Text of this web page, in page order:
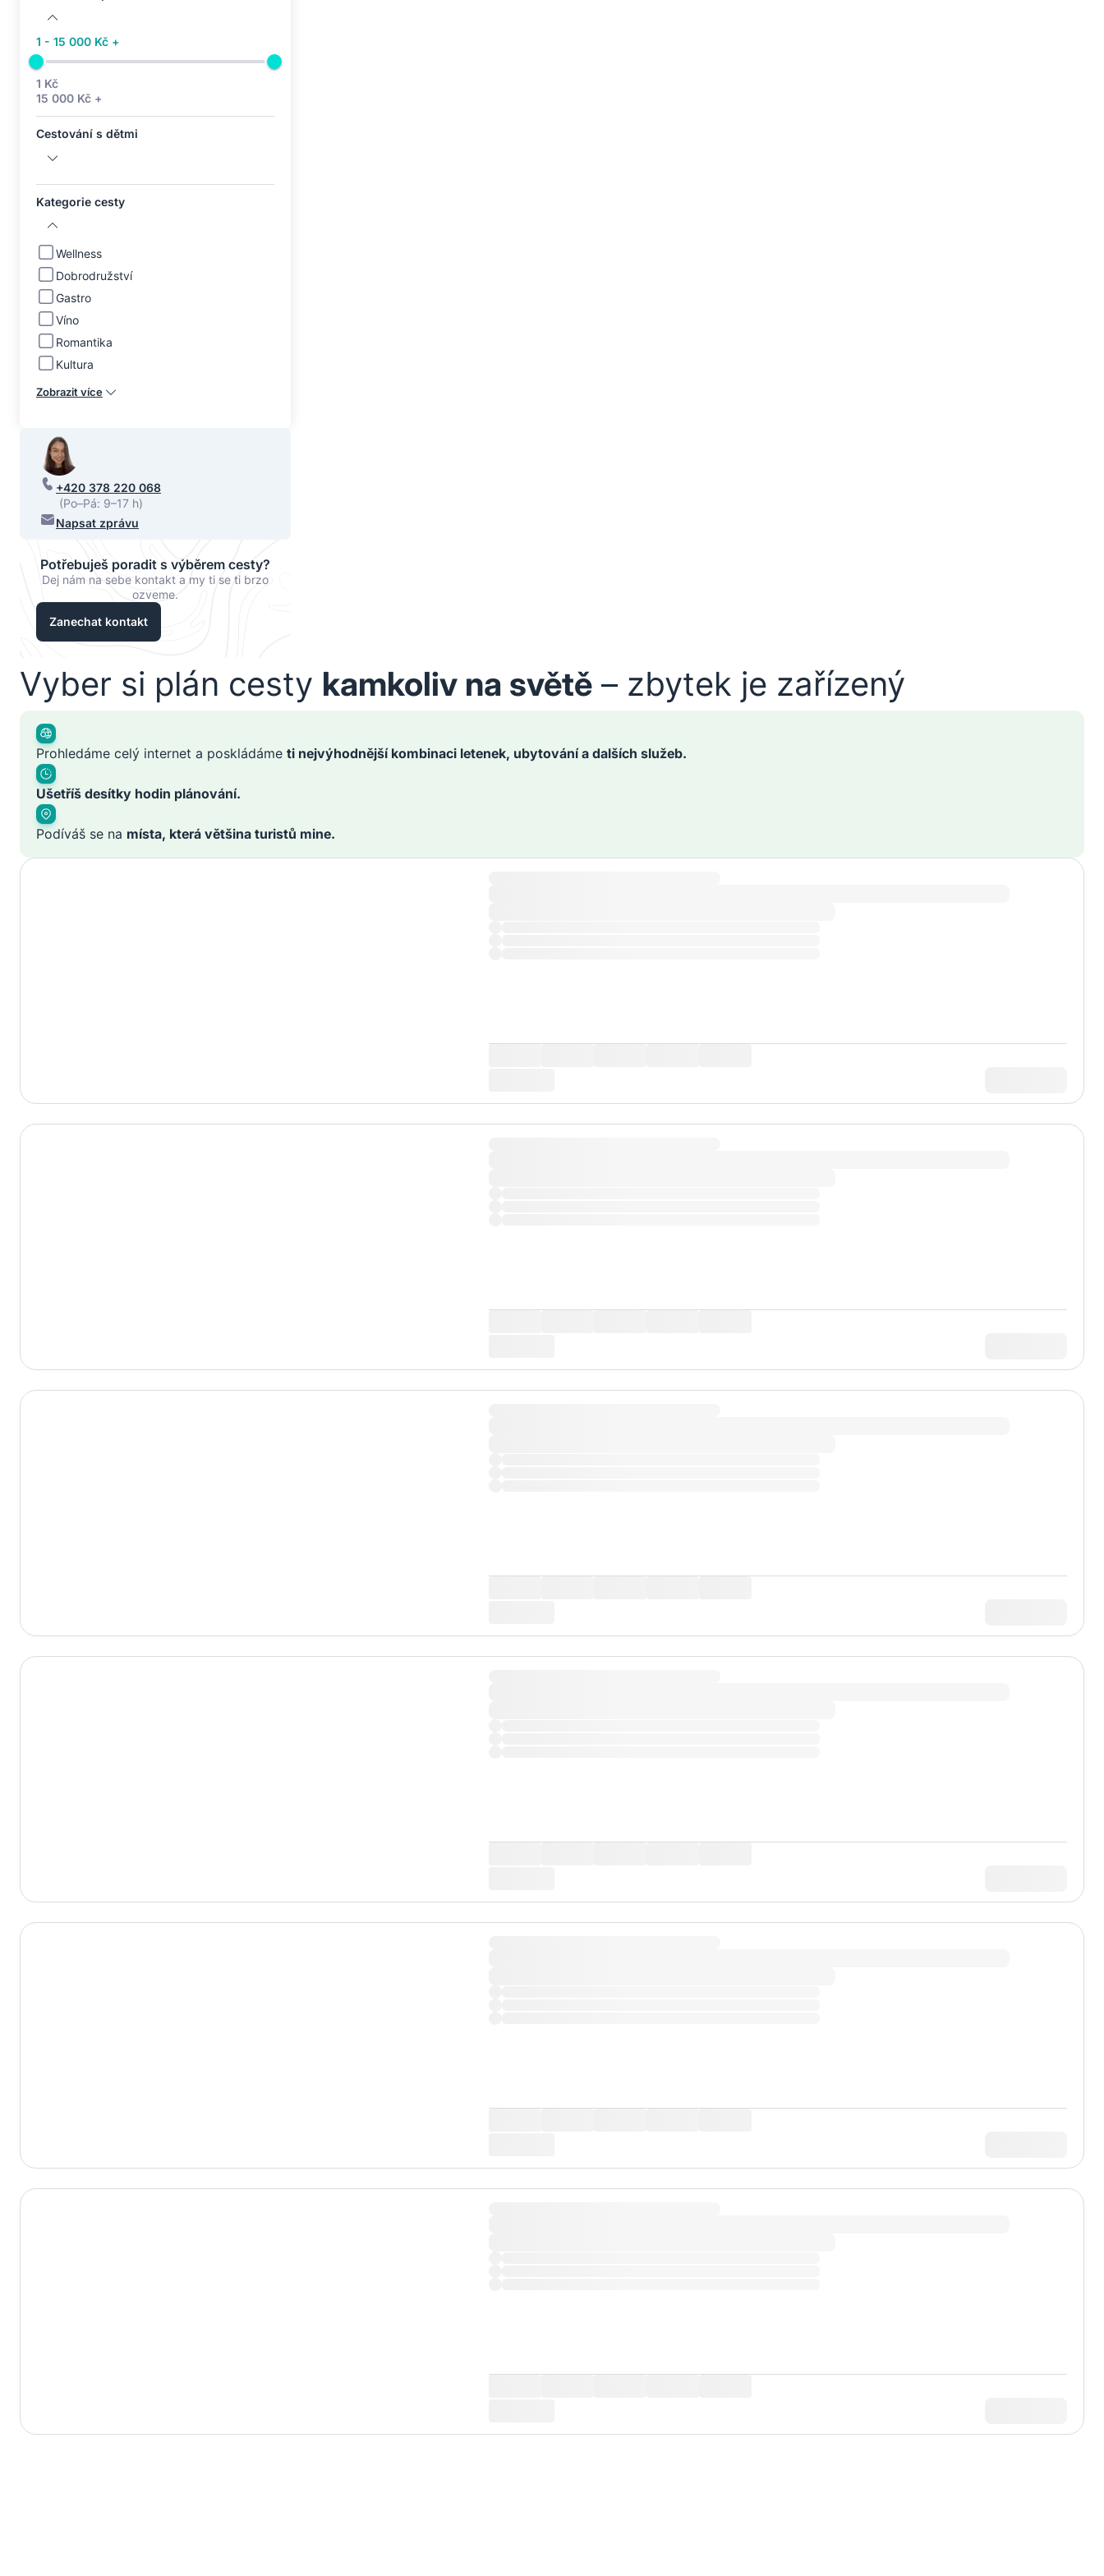
1 - 15 000 Kč +
1 Kč
15 000 Kč +
Cestování s dětmi
Kategorie cesty
Wellness
Dobrodružství
Gastro
Víno
Romantika
Kultura
Zobrazit více
+420 378 220 068
(Po–Pá: 9–17 h)
Napsat zprávu
Potřebuješ poradit s výběrem cesty?
Dej nám na sebe kontakt a my ti se ti brzo
ozveme.
Zanechat kontakt
Vyber si plán cesty kamkoliv na světě – zbytek je zařízený
Prohledáme celý internet a poskládáme ti nejvýhodnější kombinaci letenek, ubytování a dalších služeb.
Ušetříš desítky hodin plánování.
Podíváš se na místa, která většina turistů mine.